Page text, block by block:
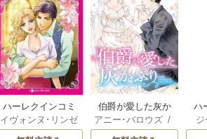
ハーレクインコミ
ックス セット 202
6年 vol.999
イヴォンヌ･リンゼ
立木美和
伯爵が愛した灰か
ぶり
アニー･バロウズ/
もとなおこ
ハ
ッ